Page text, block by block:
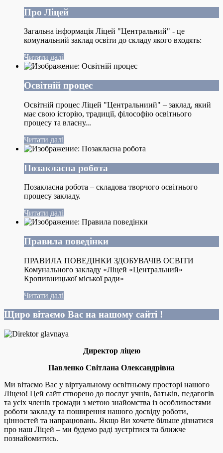
Про Ліцей
Загальна інформація Ліцей "Центральний" - це
комунальний заклад освіти до складу якого входять:
Читати далі
Освітній процес
Освітній процес Ліцей "Центральниий" – заклад, який
має свою історію, традиції, філософію освітнього
процесу та власну...
Читати далі
Позакласна робота
Позакласна робота – складова творчого освітнього
процесу закладу.
Читати далі
Правила поведінки
ПРАВИЛА ПОВЕДІНКИ ЗДОБУВАЧІВ ОСВІТИ
Комунального закладу «Ліцей «Центральний»
Кропивницької міської ради»
Читати далі
Щиро вітаємо Вас на нашому сайті !
Директор ліцею
Павленко Світлана Олександрівна
Ми вітаємо Вас у віртуальному освітньому просторі нашого
Ліцею! Цей сайт створено до послуг учнів, батьків, педагогів
та усіх членів громади з метою знайомства із особливостями
роботи закладу та поширення нашого досвіду роботи,
цінностей та напрацювань. Якщо Ви хочете більше дізнатися
про наш Ліцей – ми будемо раді зустрітися та ближче
познайомитись.